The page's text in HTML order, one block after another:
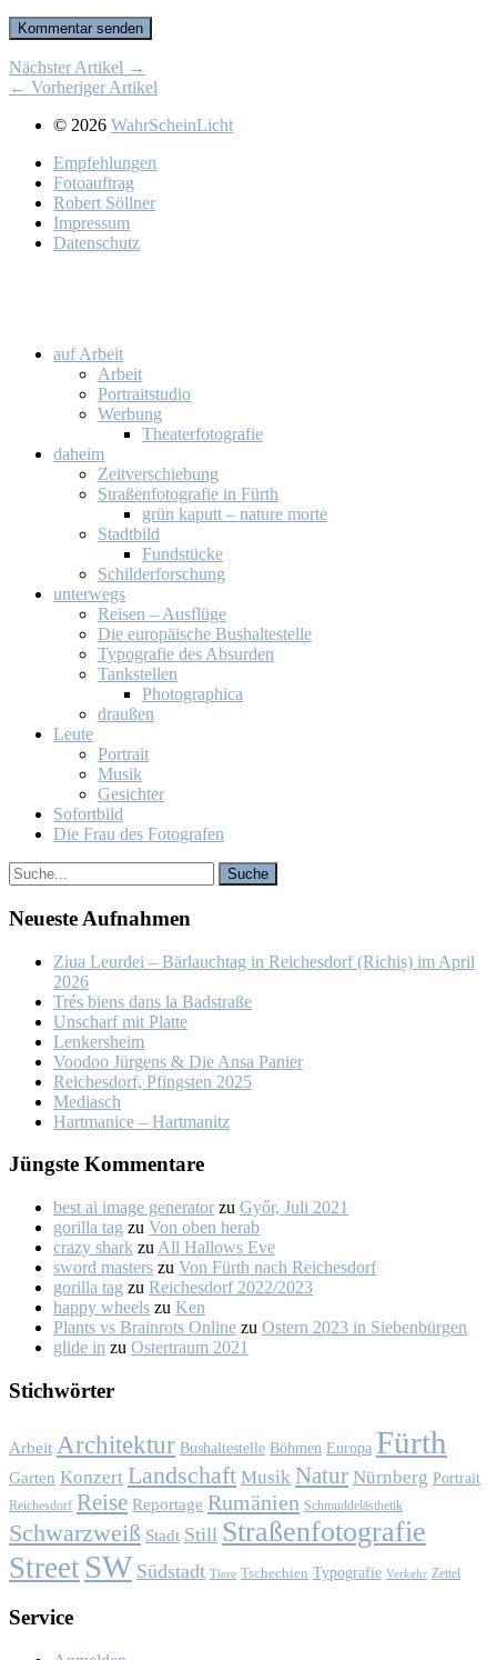
Nächster Artikel →
← Vorheriger Artikel
© 2026 WahrScheinLicht
Emp­feh­lun­gen
Fo­to­auf­trag
Ro­bert Söll­ner
Im­pres­sum
Da­ten­schutz
auf Ar­beit
Ar­beit
Por­trait­stu­dio
Wer­bung
Thea­ter­fo­to­gra­fie
da­heim
Zeit­ver­schie­bung
Stra­ßen­fo­to­gra­fie in Fürth
grün ka­putt – na­tu­re mor­te
Stadt­bild
Fund­stü­cke
Schil­der­for­schung
un­ter­wegs
Rei­sen – Aus­flü­ge
Die eu­ro­päi­sche Bus­hal­te­stel­le
Ty­po­gra­fie des Ab­sur­den
Tank­stel­len
Pho­to­gra­phi­ca
drau­ßen
Leu­te
Por­trait
Mu­sik
Ge­sich­ter
So­fort­bild
Die Frau des Fo­to­gra­fen
Neu­es­te Auf­nah­men
Ziua Leur­dei – Bär­lauch­tag in Rei­ches­dorf (Ri­chiș) im April
2026
Trés biens dans la Bad­stra­ße
Un­scharf mit Plat­te
Len­kers­heim
Voo­doo Jür­gens & Die An­sa Pa­nier
Rei­ches­dorf, Pfings­ten 2025
Me­dia­sch
Hart­ma­nice – Hart­ma­nitz
Jüngs­te Kom­men­ta­re
best ai image generator zu Győr, Ju­li 2021
gorilla tag zu Von oben her­ab
crazy shark zu All Hal­lows Eve
sword masters zu Von Fürth nach Rei­ches­dorf
gorilla tag zu Rei­ches­dorf 2022/2023
happy wheels zu Ken
Plants vs Brainrots Online zu Os­tern 2023 in Sie­ben­bür­gen
glide in zu Os­ter­traum 2021
Stich­wör­ter
Arbeit Architektur Bushaltestelle Böhmen Europa Fürth
Garten Konzert Landschaft Musik Natur Nürnberg Portrait
Reichesdorf Reise Reportage Rumänien Schmuddelästhetik
Schwarzweiß Stadt Still Straßenfotografie
Street SW Südstadt Tiere Tschechien Typografie Verkehr Zettel
Ser­vice